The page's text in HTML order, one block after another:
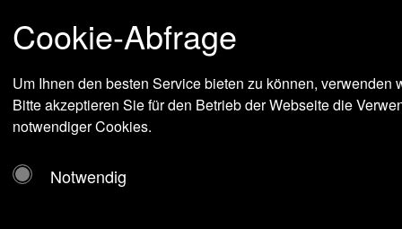
Cookie-Abfrage
Um Ihnen den besten Service bieten zu können, verwenden
Bitte akzeptieren Sie für den Betrieb der Webseite die
notwendiger Cookies.
Notwendig